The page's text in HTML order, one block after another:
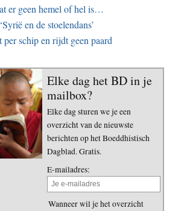
er geen hemel of hel is…
en de stoelendans’
schip en rijdt geen paard
Elke dag het BD in je
mailbox?
Elke dag sturen we je een
overzicht van de nieuwste
berichten op het Boeddhistisch
Dagblad. Gratis.
E-mailadres:
Wanneer wil je het overzicht